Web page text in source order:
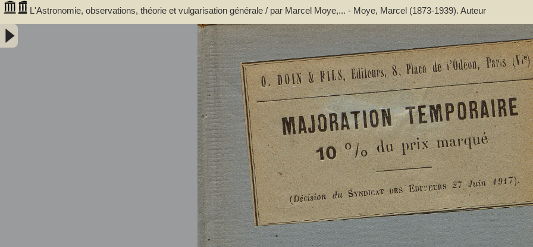
L'Astronomie, observations, théorie et vulgarisation générale / par Marcel Moye,... - Moye, Marcel (1873-1939). Auteur